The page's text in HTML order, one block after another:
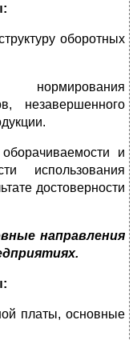
оборотных
незавершенного
и
использования
достоверности
направления
платы, основные